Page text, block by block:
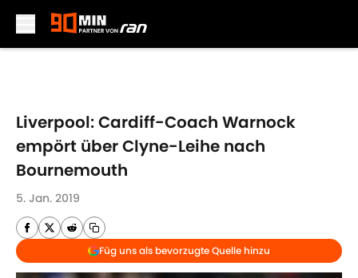
Liverpool: Cardiff-Coach Warnock
empört über Clyne-Leihe nach
Bournemouth
5. Jan. 2019
Füg uns als bevorzugte Quelle hinzu